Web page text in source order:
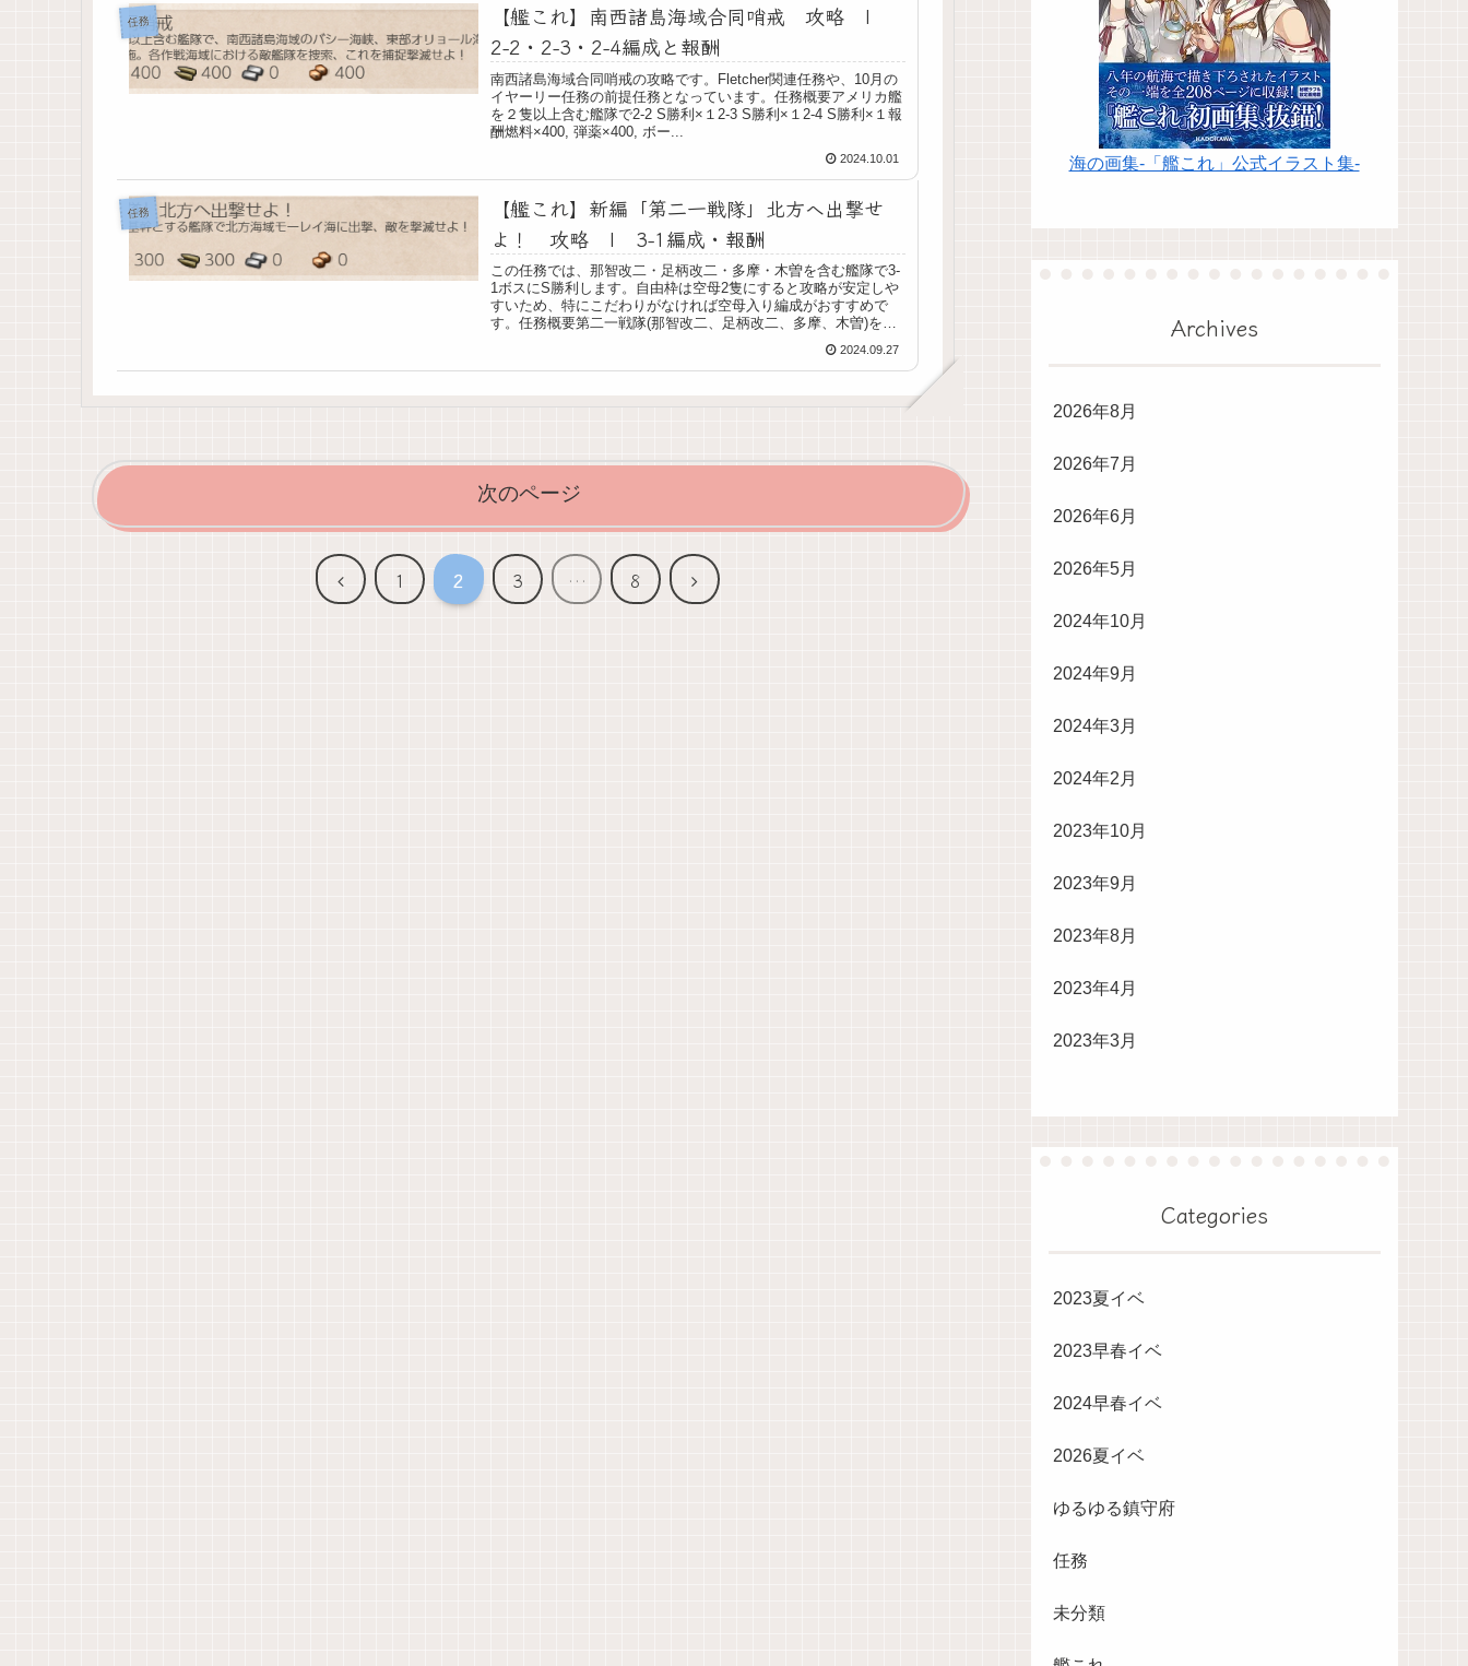
任務
【艦これ】南西諸島海域合同哨戒 攻略 |
2-2・2-3・2-4編成と報酬
南西諸島海域合同哨戒の攻略です。Fletcher関連任務や、10月の
イヤーリー任務の前提任務となっています。任務概要アメリカ艦
を２隻以上含む艦隊で2-2 S勝利×１2-3 S勝利×１2-4 S勝利×１報
酬燃料×400, 弾薬×400, ボー...
2024.10.01
任務
【艦これ】新編「第二一戦隊」北方へ出撃せ
よ！ 攻略 | 3-1編成・報酬
この任務では、那智改二・足柄改二・多摩・木曽を含む艦隊で3-
1ボスにS勝利します。自由枠は空母2隻にすると攻略が安定しや
すいため、特にこだわりがなければ空母入り編成がおすすめで
す。任務概要第二一戦隊(那智改二、足柄改二、多摩、木曽)を含
2024.09.27
次のページ
前
1 2 3 … 8
次
海の画集-「艦これ」公式イラスト集-
Archives
2026年8月
2026年7月
2026年6月
2026年5月
2024年10月
2024年9月
2024年3月
2024年2月
2023年10月
2023年9月
2023年8月
2023年4月
2023年3月
Categories
2023夏イベ
2023早春イベ
2024早春イベ
2026夏イベ
ゆるゆる鎮守府
任務
未分類